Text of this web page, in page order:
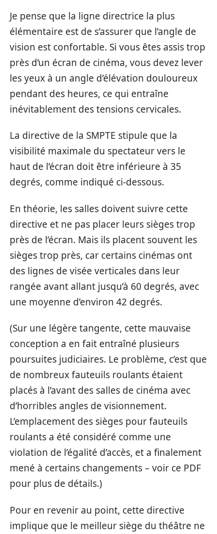
Je pense que la ligne directrice la plus
élémentaire est de s’assurer que l’angle de
vision est confortable. Si vous êtes assis trop
près d’un écran de cinéma, vous devez lever
les yeux à un angle d’élévation douloureux
pendant des heures, ce qui entraîne
inévitablement des tensions cervicales.
La directive de la SMPTE stipule que la
visibilité maximale du spectateur vers le
haut de l’écran doit être inférieure à 35
degrés, comme indiqué ci-dessous.
En théorie, les salles doivent suivre cette
directive et ne pas placer leurs sièges trop
près de l’écran. Mais ils placent souvent les
sièges trop près, car certains cinémas ont
des lignes de visée verticales dans leur
rangée avant allant jusqu’à 60 degrés, avec
une moyenne d’environ 42 degrés.
(Sur une légère tangente, cette mauvaise
conception a en fait entraîné plusieurs
poursuites judiciaires. Le problème, c’est que
de nombreux fauteuils roulants étaient
placés à l’avant des salles de cinéma avec
d’horribles angles de visionnement.
L’emplacement des sièges pour fauteuils
roulants a été considéré comme une
violation de l’égalité d’accès, et a finalement
mené à certains changements – voir ce PDF
pour plus de détails.)
Pour en revenir au point, cette directive
implique que le meilleur siège du théâtre ne